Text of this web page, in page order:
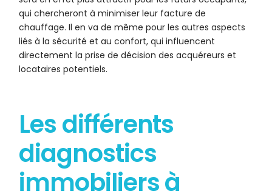
qui chercheront à minimiser leur facture de
chauffage. Il en va de même pour les autres aspects
liés à la sécurité et au confort, qui influencent
directement la prise de décision des acquéreurs et
locataires potentiels.
Les différents
diagnostics
immobiliers à